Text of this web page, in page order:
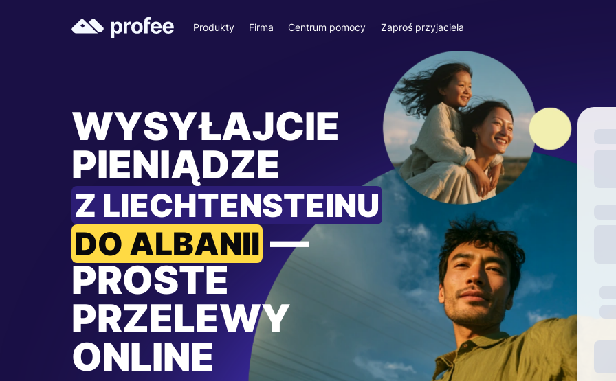
Produkty Firma Centrum pomocy Zaproś przyjaciela
WYSYŁAJCIE
PIENIĄDZE
Z LIECHTENSTEINU
DO ALBANII —
PROSTE
PRZELEWY
ONLINE